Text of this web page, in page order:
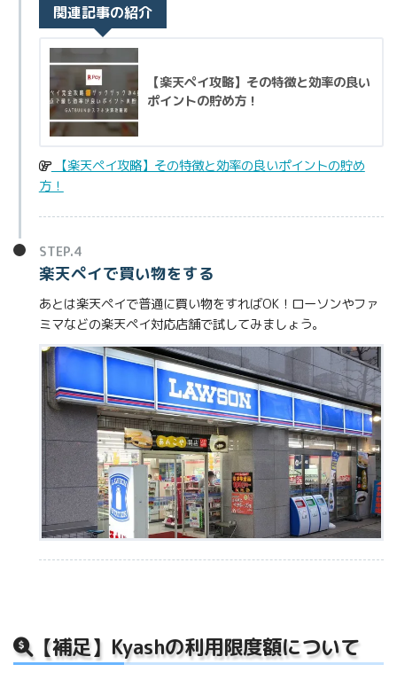
関連記事の紹介
【楽天ペイ攻略】その特徴と効率の良い
ポイントの貯め方！
【楽天ペイ攻略】その特徴と効率の良いポイントの貯め
方！
STEP.4
楽天ペイで買い物をする
あとは楽天ペイで普通に買い物をすればOK！ローソンやファ
ミマなどの楽天ペイ対応店舗で試してみましょう。
【補足】Kyashの利用限度額について